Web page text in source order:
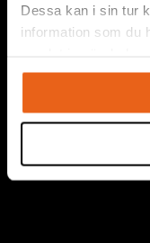
Dessa kan i sin tur
information som du
Vi levererar
eget varumärke,
montage, bygg,